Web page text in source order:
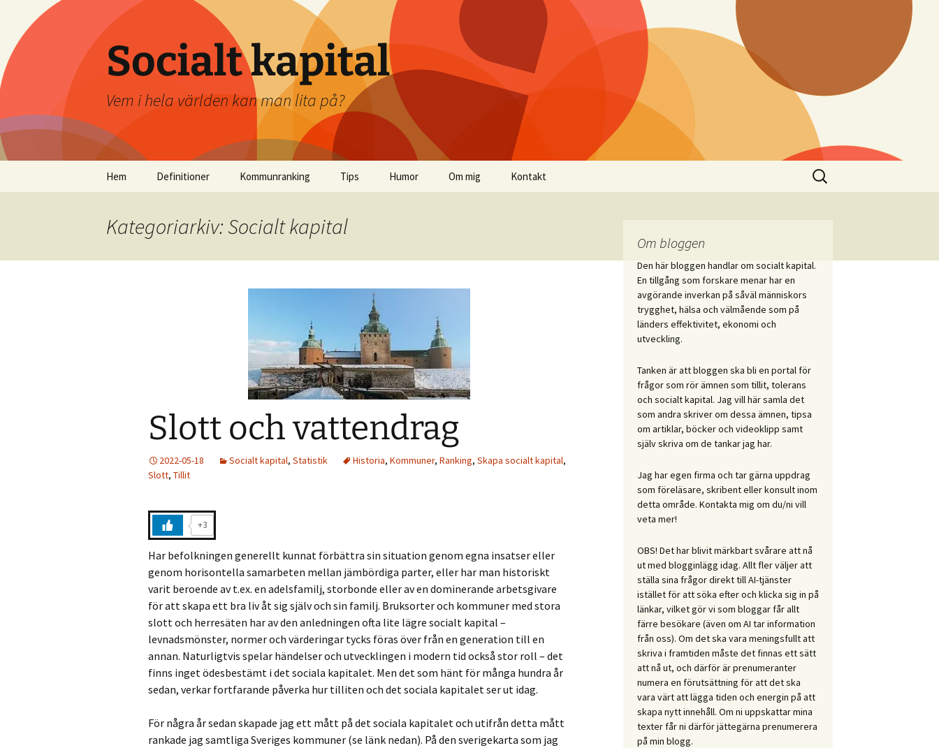
Socialt kapital
Vem i hela världen kan man lita på?
Hem Definitioner Kommunranking Tips Humor Om mig Kontakt
Sök
efter:
Kategoriarkiv: Socialt kapital
Slott och vattendrag
2022-05-18 Socialt kapital, Statistik Historia, Kommuner, Ranking, Skapa socialt kapital,
Slott, Tillit
+3
Har befolkningen generellt kunnat förbättra sin situation genom egna insatser eller
genom horisontella samarbeten mellan jämbördiga parter, eller har man historiskt
varit beroende av t.ex. en adelsfamilj, storbonde eller av en dominerande arbetsgivare
för att skapa ett bra liv åt sig själv och sin familj. Bruksorter och kommuner med stora
slott och herresäten har av den anledningen ofta lite lägre socialt kapital –
levnadsmönster, normer och värderingar tycks föras över från en generation till en
annan. Naturligtvis spelar händelser och utvecklingen i modern tid också stor roll – det
finns inget ödesbestämt i det sociala kapitalet. Men det som hänt för många hundra år
sedan, verkar fortfarande påverka hur tilliten och det sociala kapitalet ser ut idag.
För några år sedan skapade jag ett mått på det sociala kapitalet och utifrån detta mått
rankade jag samtliga Sveriges kommuner (se länk nedan). På den sverigekarta som jag
Om bloggen
Den här bloggen handlar om socialt kapital.
En tillgång som forskare menar har en
avgörande inverkan på såväl människors
trygghet, hälsa och välmående som på
länders effektivitet, ekonomi och
utveckling.
Tanken är att bloggen ska bli en portal för
frågor som rör ämnen som tillit, tolerans
och socialt kapital. Jag vill här samla det
som andra skriver om dessa ämnen, tipsa
om artiklar, böcker och videoklipp samt
själv skriva om de tankar jag har.
Jag har egen firma och tar gärna uppdrag
som föreläsare, skribent eller konsult inom
detta område. Kontakta mig om du/ni vill
veta mer!
OBS! Det har blivit märkbart svårare att nå
ut med blogginlägg idag. Allt fler väljer att
ställa sina frågor direkt till AI-tjänster
istället för att söka efter och klicka sig in på
länkar, vilket gör vi som bloggar får allt
färre besökare (även om AI tar information
från oss). Om det ska vara meningsfullt att
skriva i framtiden måste det finnas ett sätt
att nå ut, och därför är prenumeranter
numera en förutsättning för att det ska
vara värt att lägga tiden och energin på att
skapa nytt innehåll. Om ni uppskattar mina
texter får ni därför jättegärna prenumerera
på min blogg.